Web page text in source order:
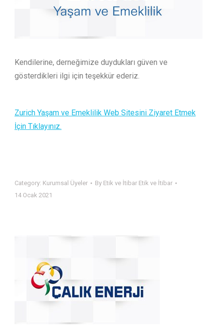
Kendilerine, derneğimize duydukları güven ve
gösterdikleri ilgi için teşekkür ederiz.
Zurich Yaşam ve Emeklilik Web Sitesini Ziyaret Etmek
İçin Tıklayınız.
Category: Kurumsal Üyeler By Etik ve İtibar Etik ve İtibar
14 Ocak 2021